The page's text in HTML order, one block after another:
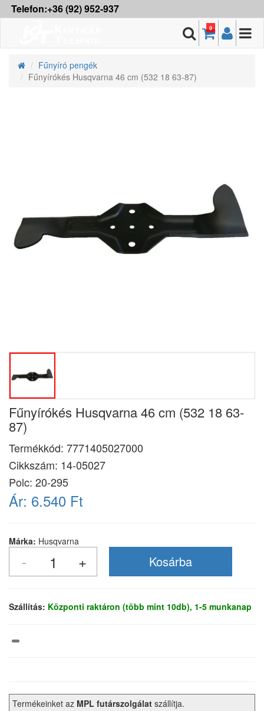
Telefon:+36 (92) 952-937
0
Fűnyíró pengék
Fűnyírókés Husqvarna 46 cm (532 18 63-87)
Fűnyírókés Husqvarna 46 cm (532 18 63-
87)
Termékkód: 7771405027000
Cikkszám: 14-05027
Polc: 20-295
Ár: 6.540 Ft
Márka: Husqvarna
Szállítás: Központi raktáron (több mint 10db), 1-5 munkanap
Termékeinket az MPL futárszolgálat szállítja.